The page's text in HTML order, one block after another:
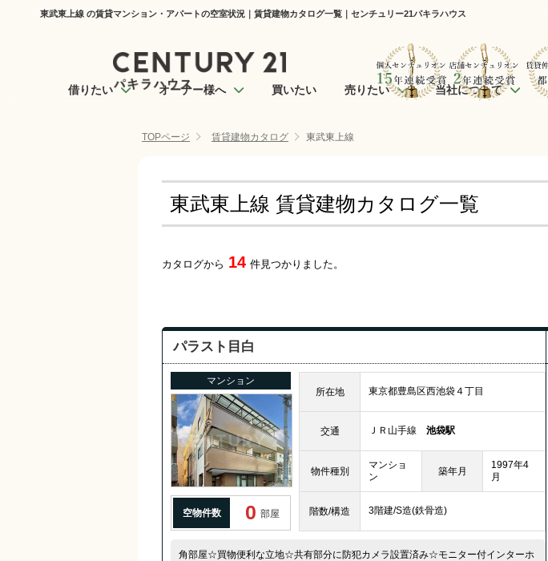
東武東上線 の賃貸マンション・アパートの空室状況｜賃貸建物カタログ一覧｜センチュリー21パキラハウス
借りたい オーナー様へ 買いたい 売りたい 当社について
TOPページ 賃貸建物カタログ 東武東上線
東武東上線 賃貸建物カタログ一覧
カタログから 14 件見つかりました。
パラスト目白
マンション
空物件数 0 部屋
所在地 東京都豊島区西池袋４丁目
交通 ＪＲ山手線 池袋駅
物件種別
マンショ
ン
築年月
1997年4
月
階数/構造 3階建/S造(鉄骨造)
角部屋☆買物便利な立地☆共有部分に防犯カメラ設置済み☆モニター付インターホ